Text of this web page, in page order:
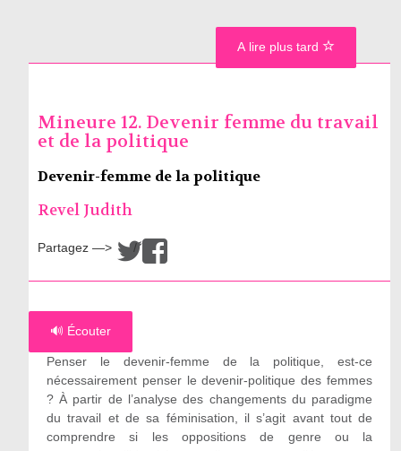
Mineure 12. Devenir femme du travail
et de la politique
Devenir-femme de la politique
Revel Judith
Partagez —> /
🔊 Écouter
Penser le devenir-femme de la politique, est-ce
nécessairement penser le devenir-politique des femmes
? À partir de l’analyse des changements du paradigme
du travail et de sa féminisation, il s’agit avant tout de
comprendre si les oppositions de genre ou la
A lire plus tard